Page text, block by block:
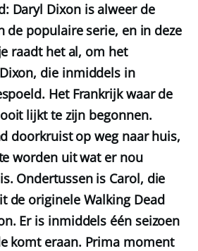
Daryl Dixon is alweer de
de populaire serie, en in deze
raadt het al, om het
die inmiddels in
Het Frankrijk waar de
lijkt te zijn begonnen.
doorkruist op weg naar huis,
worden uit wat er nou
Ondertussen is Carol, die
de originele Walking Dead
Er is inmiddels één seizoen
komt eraan. Prima moment